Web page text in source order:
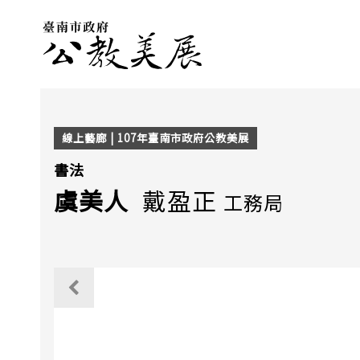
線上藝廊 | 107年臺南市政府公教美展
書法
虞美人 戴盈正 工務局